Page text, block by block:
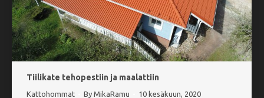
Tiilikate tehopestiin ja maalattiin
Kattohommat By MikaRamu 10 kesäkuun, 2020